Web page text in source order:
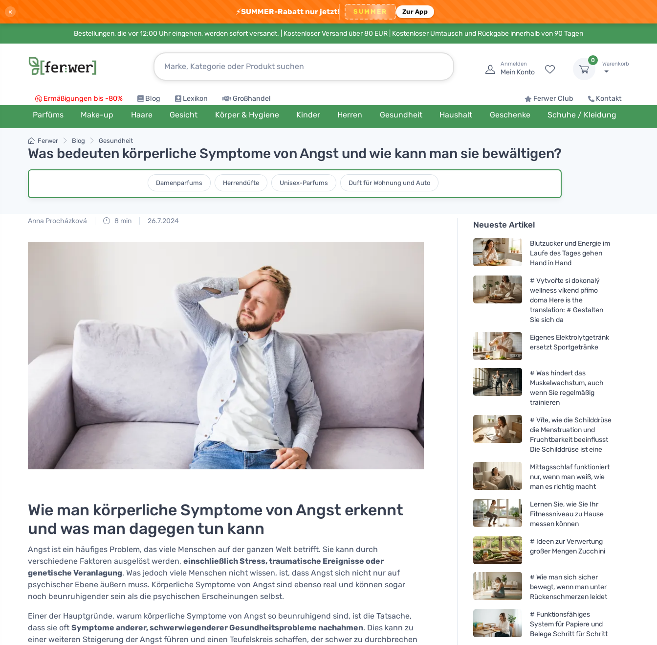
× ⚡SUMMER-Rabatt nur jetzt! SUMMER Zur App
Bestellungen, die vor 12:00 Uhr eingehen, werden sofort versandt. | Kostenloser Versand über 80 EUR | Kostenloser Umtausch und Rückgabe innerhalb von 90 Tagen
Anmelden
Mein Konto
0
Warenkorb
Ermäßigungen bis -80% Blog Lexikon Großhandel Ferwer Club Kontakt
Parfüms Make-up Haare Gesicht Körper & Hygiene Kinder Herren Gesundheit Haushalt Geschenke Schuhe / Kleidung
Ferwer Blog Gesundheit
Was bedeuten körperliche Symptome von Angst und wie kann man sie bewältigen?
Damenparfums Herrendüfte Unisex-Parfums Duft für Wohnung und Auto
Anna Procházková 8 min 26.7.2024
Wie man körperliche Symptome von Angst erkennt
und was man dagegen tun kann
Angst ist ein häufiges Problem, das viele Menschen auf der ganzen Welt betrifft. Sie kann durch
verschiedene Faktoren ausgelöst werden, einschließlich Stress, traumatische Ereignisse oder
genetische Veranlagung. Was jedoch viele Menschen nicht wissen, ist, dass Angst sich nicht nur auf
psychischer Ebene äußern muss. Körperliche Symptome von Angst sind ebenso real und können sogar
noch beunruhigender sein als die psychischen Erscheinungen selbst.
Einer der Hauptgründe, warum körperliche Symptome von Angst so beunruhigend sind, ist die Tatsache,
dass sie oft Symptome anderer, schwerwiegenderer Gesundheitsprobleme nachahmen. Dies kann zu
einer weiteren Steigerung der Angst führen und einen Teufelskreis schaffen, der schwer zu durchbrechen
Neueste Artikel
Blutzucker und Energie im
Laufe des Tages gehen
Hand in Hand
# Vytvořte si dokonalý
wellness víkend přímo
doma Here is the
translation: # Gestalten
Sie sich da
Eigenes Elektrolytgetränk
ersetzt Sportgetränke
# Was hindert das
Muskelwachstum, auch
wenn Sie regelmäßig
trainieren
# Víte, wie die Schilddrüse
die Menstruation und
Fruchtbarkeit beeinflusst
Die Schilddrüse ist eine
Mittagsschlaf funktioniert
nur, wenn man weiß, wie
man es richtig macht
Lernen Sie, wie Sie Ihr
Fitnessniveau zu Hause
messen können
# Ideen zur Verwertung
großer Mengen Zucchini
# Wie man sich sicher
bewegt, wenn man unter
Rückenschmerzen leidet
# Funktionsfähiges
System für Papiere und
Belege Schritt für Schritt